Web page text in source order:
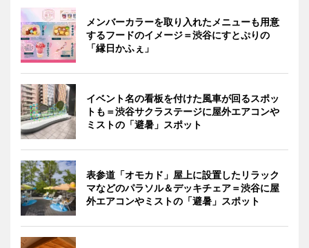
メンバーカラーを取り入れたメニューも用意
するフードのイメージ＝渋谷にすとぷりの
「縁日かふぇ」
イベント名の看板を付けた風車が回るスポッ
トも＝渋谷サクラステージに屋外エアコンや
ミストの「避暑」スポット
表参道「オモカド」屋上に設置したリラック
マなどのパラソル＆デッキチェア＝渋谷に屋
外エアコンやミストの「避暑」スポット